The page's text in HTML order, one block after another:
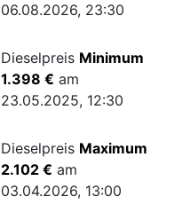
06.08.2026, 23:30
Dieselpreis Minimum
1.398 € am
23.05.2025, 12:30
Dieselpreis Maximum
2.102 € am
03.04.2026, 13:00